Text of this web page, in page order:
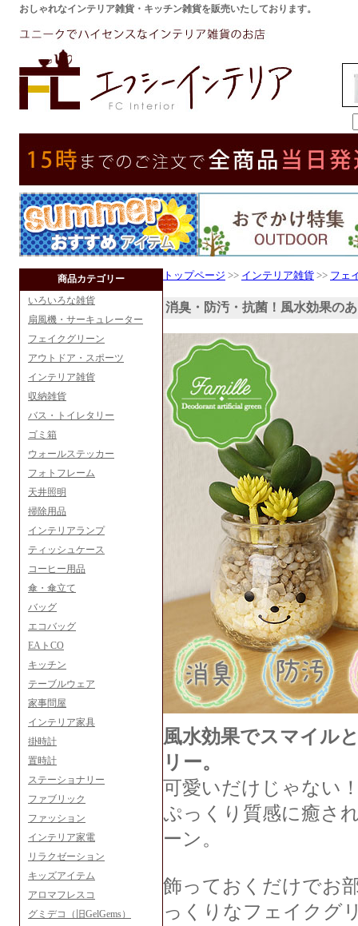
おしゃれなインテリア雑貨・キッチン雑貨を販売いたしております。
商品カテゴリー
いろいろな雑貨
扇風機・サーキュレーター
フェイクグリーン
アウトドア・スポーツ
インテリア雑貨
収納雑貨
バス・トイレタリー
ゴミ箱
ウォールステッカー
フォトフレーム
天井照明
掃除用品
インテリアランプ
ティッシュケース
コーヒー用品
傘・傘立て
バッグ
エコバッグ
EAトCO
キッチン
テーブルウェア
家事問屋
インテリア家具
掛時計
置時計
ステーショナリー
ファブリック
ファッション
インテリア家電
リラクゼーション
キッズアイテム
アロマフレスコ
グミデコ（旧GelGems）
トップページ >> インテリア雑貨 >> フェ
消臭・防汚・抗菌！風水効果の
風水効果でスマイル
リー。
可愛いだけじゃない
ぷっくり質感に癒さ
ーン。
飾っておくだけでお
っくりなフェイクグ